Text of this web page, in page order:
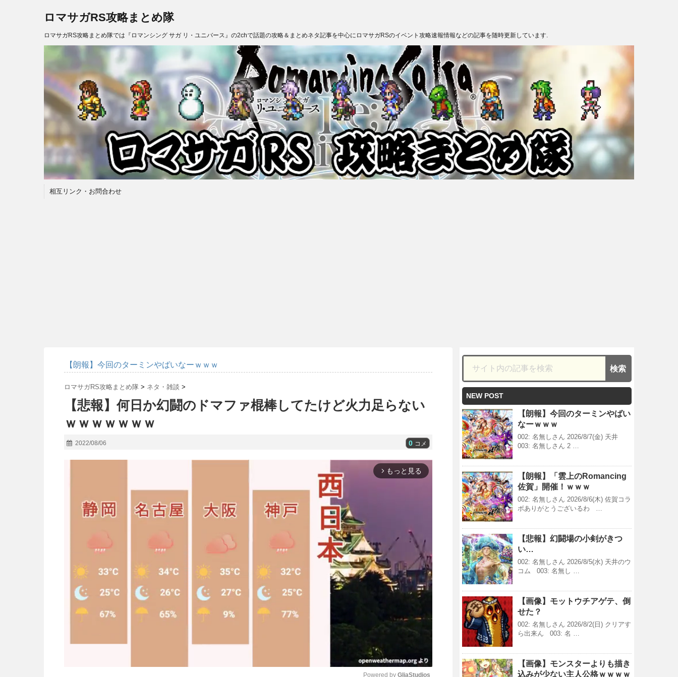
ロマサガRS攻略まとめ隊
ロマサガRS攻略まとめ隊では『ロマンシング サガ リ・ユニバース』の2chで話題の攻略＆まとめネタ記事を中心にロマサガRSのイベント攻略速報情報などの記事を随時更新しています.
相互リンク・お問合わせ
【朗報】今回のターミンやばいなーｗｗｗ
ロマサガRS攻略まとめ隊 > ネタ・雑談 >
【悲報】何日か幻闘のドマファ棍棒してたけど火力足らない
ｗｗｗｗｗｗｗ
2022/08/06 0 コメ
arrow_forward_ios もっと見る
Powered by GliaStudios
NEW POST
【朗報】今回のターミンやばい
なーｗｗｗ
002: 名無しさん 2026/8/7(金) 天井
003: 名無しさん 2 …
【朗報】「雲上のRomancing
佐賀」開催！ｗｗｗ
002: 名無しさん 2026/8/6(木) 佐賀コラ
ボありがとうございるわ …
【悲報】幻闘場の小剣がきつ
い…
002: 名無しさん 2026/8/5(水) 天井のウ
コム 003: 名無し …
【画像】モットウチアゲテ、倒
せた？
002: 名無しさん 2026/8/2(日) クリアす
ら出来ん 003: 名 …
【画像】モンスターよりも描き
込みが少ない主人公格ｗｗｗｗ